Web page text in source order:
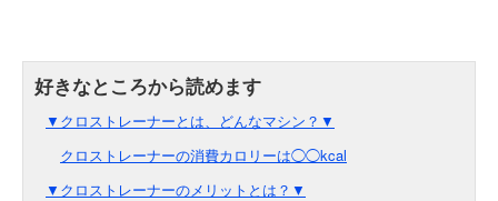
▼クロストレーナーとは、どんなマシン？▼
クロストレーナーの消費カロリーは◯◯kcal
▼クロストレーナーのメリットとは？▼